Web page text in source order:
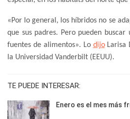
«Por lo general, los híbridos no se
que sus padres. Pero pueden
fuentes de alimentos». Lo dijoLarisa
la Universidad Vanderbilt (EEUU).
TE PUEDE INTERESAR:
Enero es el mes más